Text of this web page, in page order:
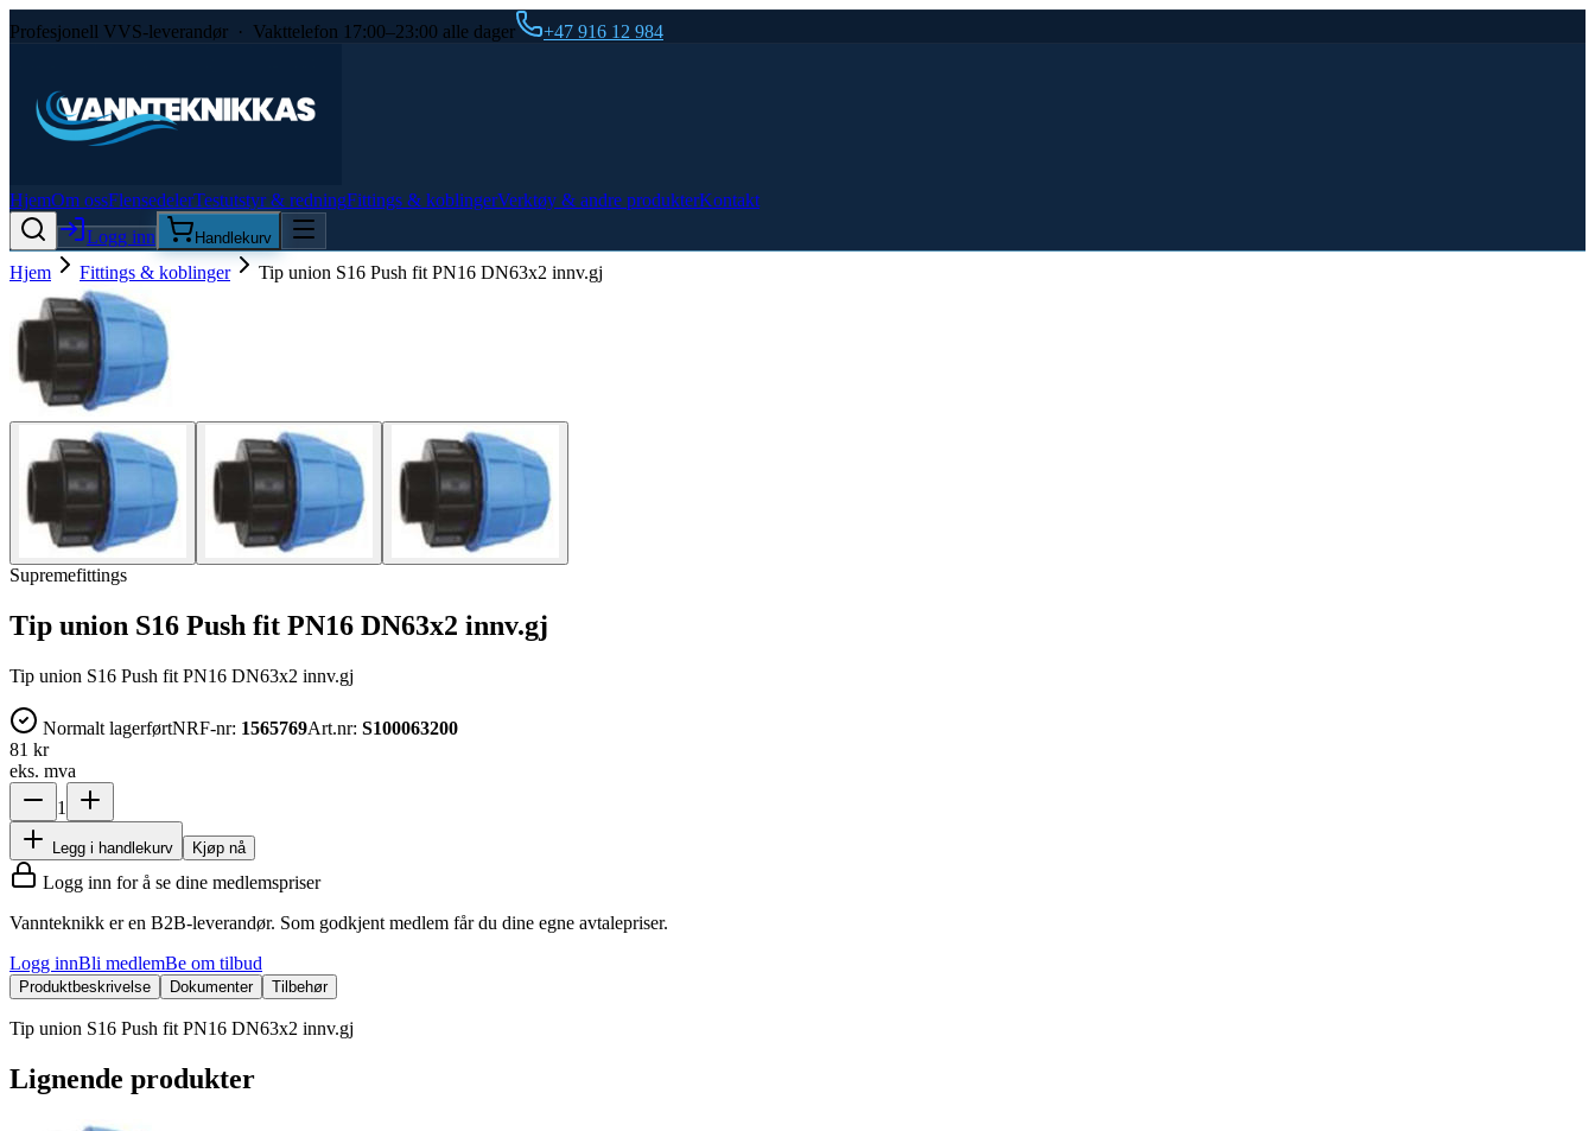
Profesjonell VVS-leverandør · Vakttelefon 17:00–23:00 alle dager +47 916 12 984
HjemOm ossFlensedelerTestutstyr & redningFittings & koblingerVerktøy & andre produkterKontakt
Logg inn
Handlekurv
Hjem Fittings & koblinger Tip union S16 Push fit PN16 DN63x2 innv.gj
Supremefittings
Tip union S16 Push fit PN16 DN63x2 innv.gj
Tip union S16 Push fit PN16 DN63x2 innv.gj
Normalt lagerførtNRF-nr: 1565769Art.nr: S100063200
81 kr
eks. mva
1
Legg i handlekurv Kjøp nå
Logg inn for å se dine medlemspriser
Vannteknikk er en B2B-leverandør. Som godkjent medlem får du dine egne avtalepriser.
Logg innBli medlemBe om tilbud
Produktbeskrivelse Dokumenter Tilbehør
Tip union S16 Push fit PN16 DN63x2 innv.gj
Lignende produkter